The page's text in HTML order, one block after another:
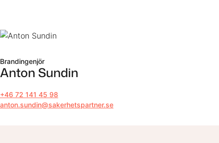
Brandingenjör
Anton Sundin
+46 72 141 45 98
anton.sundin@sakerhetspartner.se